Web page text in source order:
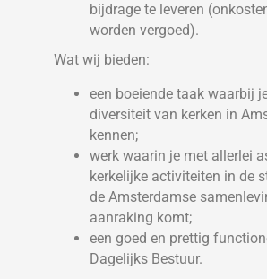
bijdrage te leveren
worden vergoed).
Wat wij bieden:
een boeiende taak waarbij
diversiteit van kerken in
kennen;
werk waarin je met allerlei
kerkelijke activiteiten in de
de Amsterdamse
aanraking komt;
een goed en prettig
Dagelijks Bestuur.